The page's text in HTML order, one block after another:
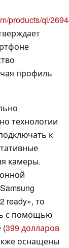
products/qi/
профиль
технологии
к
камеры.
ready», то
с помощью
(399 долларов
оснащены